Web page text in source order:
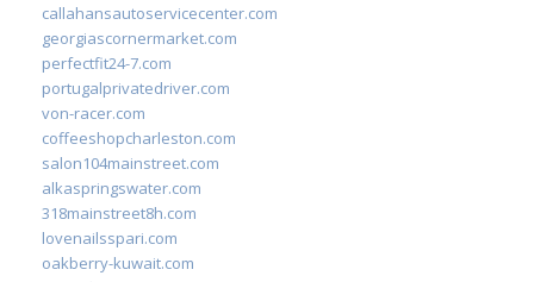
callahansautoservicecenter.com
georgiascornermarket.com
perfectfit24-7.com
portugalprivatedriver.com
von-racer.com
coffeeshopcharleston.com
salon104mainstreet.com
alkaspringswater.com
318mainstreet8h.com
lovenailsspari.com
oakberry-kuwait.com